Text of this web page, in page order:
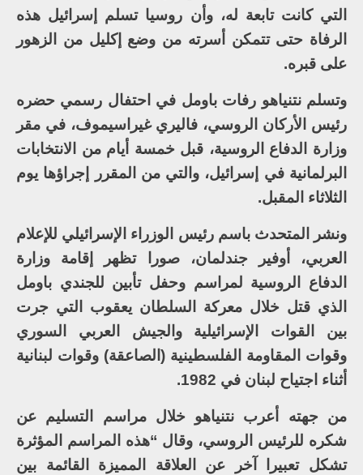
التي كانت تابعة له، وأن روسيا تسلم إسرائيل هذه
الرفاة حتى تتمكن أسرته من وضع إكليل من الزهور
على قبره.
وتسلم نتنياهو رفات باومل في احتفال رسمي حضره
رئيس الأركان الروسي، فاليري غيراسيموف، في مقر
وزارة الدفاع الروسية، قبل خمسة أيام من الانتخابات
البرلمانية في إسرائيل، والتي من المقرر إجراؤها يوم
الثلاثاء المقبل.
ونشر المتحدث باسم رئيس الوزراء الإسرائيلي للإعلام
العربي، أوفير جندلمان، صورا تظهر إقامة وزارة
الدفاع الروسية لمراسم وحفل تأبين للجندي باومل
الذي قتل خلال معركة السلطان يعقوب التي جرت
بين القوات الإسرائيلية والجيش العربي السوري
وقوات المقاومة الفلسطينية (الصاعقة) وقوات لبنانية
أثناء اجتياح لبنان في 1982.
من جهته أعرب نتنياهو خلال مراسم التسليم عن
شكره للرئيس الروسي، وقال “هذه المراسم المؤثرة
تشكل تعبيرا آخر عن العلاقة المميزة القائمة بين